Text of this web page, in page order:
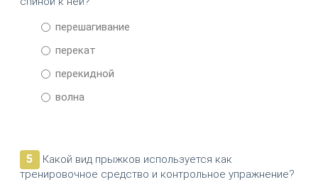
перешагивание
перекат
перекидной
волна
5
Какой вид прыжков используется как
тренировочное средство и контрольное упражнение?